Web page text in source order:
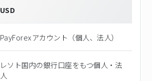
USD
PayForexアカウント（個⼈、法⼈）
レソト国内の銀行口座をもつ個人・法
人